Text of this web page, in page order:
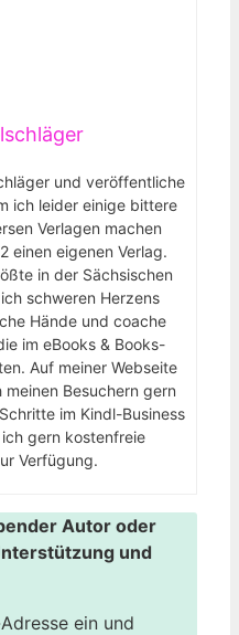
und veröffentliche
ich leider einige bittere
Verlagen machen
einen eigenen Verlag.
in der Sächsischen
schweren Herzens
Hände und coache
im eBooks & Books-
Auf meiner Webseite
Besuchern gern
im Kindl-Business
gern kostenfreie
Verfügung.
Autor oder
und
ein und